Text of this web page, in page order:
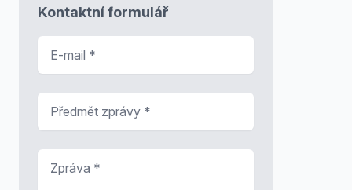
Kontaktní formulář